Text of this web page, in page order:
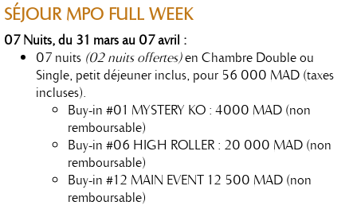
SÉJOURMPO FULL WEEK
07 Nuits, du 31 mars au 07 avril :
07 nuits (02 nuits offertes)en Chambre Double ou
Single, petit déjeuner inclus, pour 56 000 MAD (taxes
incluses).
Buy-in #01 MYSTERY KO : 4000 MAD (non
remboursable)
Buy-in #06 HIGH ROLLER : 20 000 MAD (non
remboursable)
Buy-in #12 MAIN EVENT 12 500 MAD (non
remboursable)